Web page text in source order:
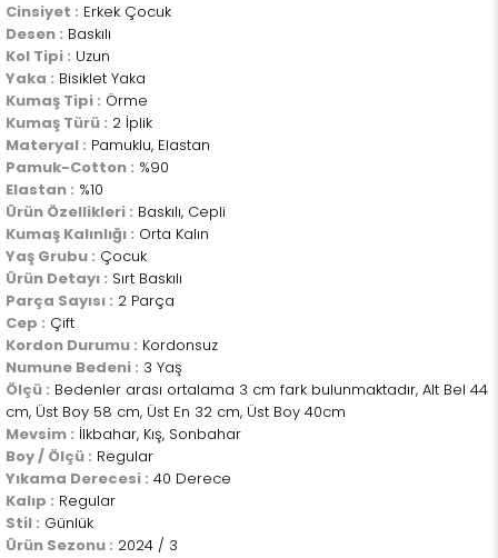
Cinsiyet : Erkek Çocuk
Desen : Baskılı
Kol Tipi : Uzun
Yaka : Bisiklet Yaka
Kumaş Tipi : Örme
Kumaş Türü : 2 İplik
Materyal : Pamuklu, Elastan
Pamuk-Cotton : %90
Elastan : %10
Ürün Özellikleri : Baskılı, Cepli
Kumaş Kalınlığı : Orta Kalın
Yaş Grubu : Çocuk
Ürün Detayı : Sırt Baskılı
Parça Sayısı : 2 Parça
Cep : Çift
Kordon Durumu : Kordonsuz
Numune Bedeni : 3 Yaş
Ölçü : Bedenler arası ortalama 3 cm fark bulunmaktadır, Alt Bel 44
cm, Üst Boy 58 cm, Üst En 32 cm, Üst Boy 40cm
Mevsim : İlkbahar, Kış, Sonbahar
Boy / Ölçü : Regular
Yıkama Derecesi : 40 Derece
Kalıp : Regular
Stil : Günlük
Ürün Sezonu : 2024 / 3